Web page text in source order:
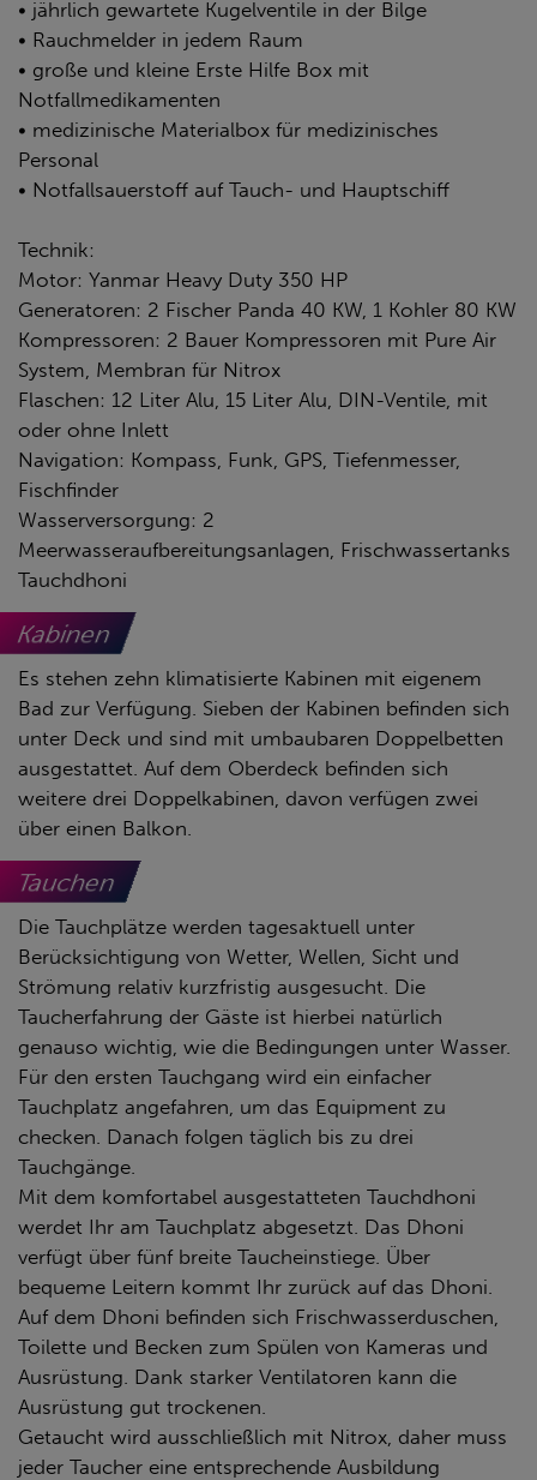
• jährlich gewartete Kugelventile in der Bilge
• Rauchmelder in jedem Raum
• große und kleine Erste Hilfe Box mit
Notfallmedikamenten
• medizinische Materialbox für medizinisches
Personal
• Notfallsauerstoff auf Tauch- und Hauptschiff
Technik:
Motor: Yanmar Heavy Duty 350 HP
Generatoren: 2 Fischer Panda 40 KW, 1 Kohler 80 KW
Kompressoren: 2 Bauer Kompressoren mit Pure Air
System, Membran für Nitrox
Flaschen: 12 Liter Alu, 15 Liter Alu, DIN-Ventile, mit
oder ohne Inlett
Navigation: Kompass, Funk, GPS, Tiefenmesser,
Fischfinder
Wasserversorgung: 2
Meerwasseraufbereitungsanlagen, Frischwassertanks
Tauchdhoni
Kabinen
Es stehen zehn klimatisierte Kabinen mit eigenem
Bad zur Verfügung. Sieben der Kabinen befinden sich
unter Deck und sind mit umbaubaren Doppelbetten
ausgestattet. Auf dem Oberdeck befinden sich
weitere drei Doppelkabinen, davon verfügen zwei
über einen Balkon.
Tauchen
Die Tauchplätze werden tagesaktuell unter
Berücksichtigung von Wetter, Wellen, Sicht und
Strömung relativ kurzfristig ausgesucht. Die
Taucherfahrung der Gäste ist hierbei natürlich
genauso wichtig, wie die Bedingungen unter Wasser.
Für den ersten Tauchgang wird ein einfacher
Tauchplatz angefahren, um das Equipment zu
checken. Danach folgen täglich bis zu drei
Tauchgänge.
Mit dem komfortabel ausgestatteten Tauchdhoni
werdet Ihr am Tauchplatz abgesetzt. Das Dhoni
verfügt über fünf breite Taucheinstiege. Über
bequeme Leitern kommt Ihr zurück auf das Dhoni.
Auf dem Dhoni befinden sich Frischwasserduschen,
Toilette und Becken zum Spülen von Kameras und
Ausrüstung. Dank starker Ventilatoren kann die
Ausrüstung gut trockenen.
Getaucht wird ausschließlich mit Nitrox, daher muss
jeder Taucher eine entsprechende Ausbildung